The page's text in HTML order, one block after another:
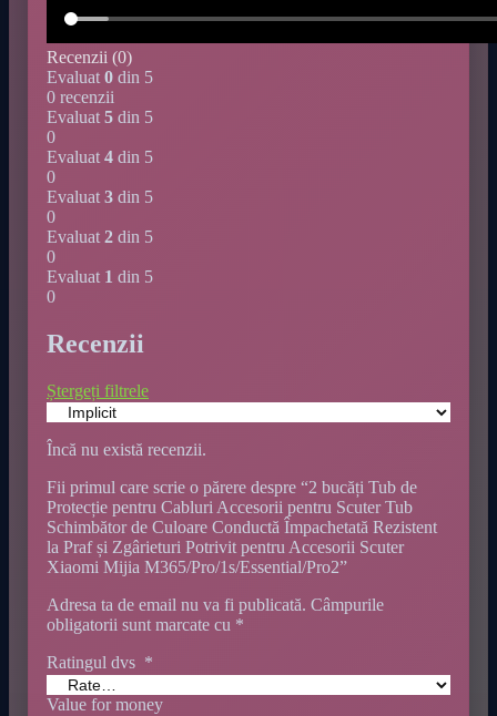
Recenzii (0)
Evaluat 0 din 5
0 recenzii
Evaluat 5 din 5
0
Evaluat 4 din 5
0
Evaluat 3 din 5
0
Evaluat 2 din 5
0
Evaluat 1 din 5
0
Recenzii
Ștergeți filtrele
Încă nu există recenzii.
Fii primul care scrie o părere despre “2 bucăți Tub de
Protecție pentru Cabluri Accesorii pentru Scuter Tub
Schimbător de Culoare Conductă Împachetată Rezistent
la Praf și Zgârieturi Potrivit pentru Accesorii Scuter
Xiaomi Mijia M365/Pro/1s/Essential/Pro2”
Adresa ta de email nu va fi publicată. Câmpurile
obligatorii sunt marcate cu *
Ratingul dvs *
Value for money